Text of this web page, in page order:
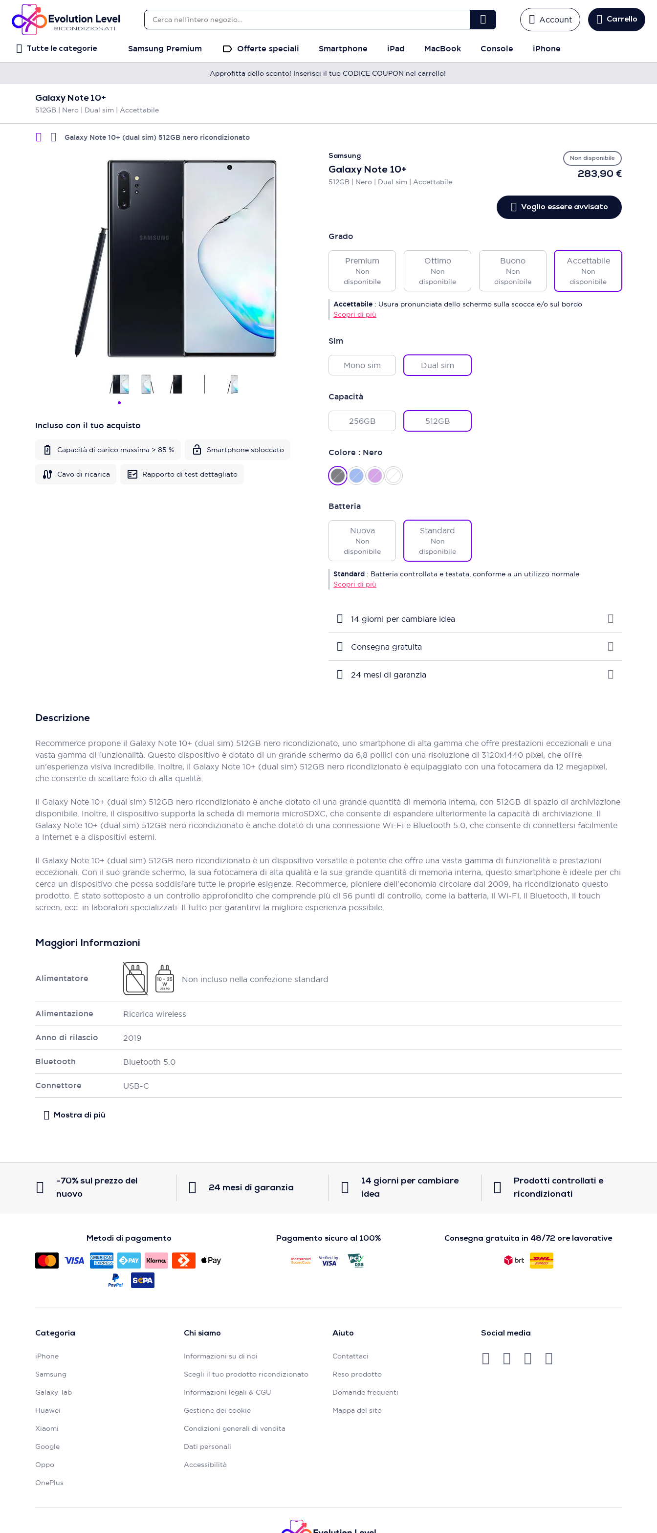
Account Carrello
Tutte le categorie Samsung Premium Offerte speciali Smartphone iPad MacBook Console iPhone
Approfitta dello sconto! Inserisci il tuo CODICE COUPON nel carrello!
Galaxy Note 10+
512GB | Nero | Dual sim | Accettabile
Galaxy Note 10+ (dual sim) 512GB nero ricondizionato
Samsung
Galaxy Note 10+
512GB | Nero | Dual sim | Accettabile
Non disponibile
Incluso con il tuo acquisto
Capacità di carico massima > 85 % Smartphone sbloccato
Cavo di ricarica Rapporto di test dettagliato
283,90 €
Voglio essere avvisato
Grado
Premium
Non
disponibile
Ottimo
Non
disponibile
Buono
Non
disponibile
Accettabile
Non
disponibile
Accettabile : Usura pronunciata dello schermo sulla scocca e/o sul bordo
Scopri di più
Sim
Mono sim Dual sim
Capacità
256GB 512GB
Colore : Nero
Batteria
Nuova
Non
disponibile
Standard
Non
disponibile
Standard : Batteria controllata e testata, conforme a un utilizzo normale
Scopri di più
14 giorni per cambiare idea
Consegna gratuita
24 mesi di garanzia
Descrizione
Recommerce propone il Galaxy Note 10+ (dual sim) 512GB nero ricondizionato, uno smartphone di alta gamma che offre prestazioni eccezionali e una
vasta gamma di funzionalità. Questo dispositivo è dotato di un grande schermo da 6,8 pollici con una risoluzione di 3120x1440 pixel, che offre
un'esperienza visiva incredibile. Inoltre, il Galaxy Note 10+ (dual sim) 512GB nero ricondizionato è equipaggiato con una fotocamera da 12 megapixel,
che consente di scattare foto di alta qualità.
Il Galaxy Note 10+ (dual sim) 512GB nero ricondizionato è anche dotato di una grande quantità di memoria interna, con 512GB di spazio di archiviazione
disponibile. Inoltre, il dispositivo supporta la scheda di memoria microSDXC, che consente di espandere ulteriormente la capacità di archiviazione. Il
Galaxy Note 10+ (dual sim) 512GB nero ricondizionato è anche dotato di una connessione Wi-Fi e Bluetooth 5.0, che consente di connettersi facilmente
a Internet e a dispositivi esterni.
Il Galaxy Note 10+ (dual sim) 512GB nero ricondizionato è un dispositivo versatile e potente che offre una vasta gamma di funzionalità e prestazioni
eccezionali. Con il suo grande schermo, la sua fotocamera di alta qualità e la sua grande quantità di memoria interna, questo smartphone è ideale per chi
cerca un dispositivo che possa soddisfare tutte le proprie esigenze. Recommerce, pioniere dell'economia circolare dal 2009, ha ricondizionato questo
prodotto. È stato sottoposto a un controllo approfondito che comprende più di 56 punti di controllo, come la batteria, il Wi-Fi, il Bluetooth, il touch
screen, ecc. in laboratori specializzati. Il tutto per garantirvi la migliore esperienza possibile.
Maggiori Informazioni
Alimentatore Non incluso nella confezione standard
Alimentazione Ricarica wireless
Anno di rilascio 2019
Bluetooth Bluetooth 5.0
Connettore USB-C
-70% sul prezzo del
nuovo
24 mesi di garanzia
14 giorni per cambiare
idea
Prodotti controllati e
ricondizionati
Metodi di pagamento Pagamento sicuro al 100% Consegna gratuita in 48/72 ore lavorative
Categoria
iPhone
Samsung
Galaxy Tab
Huawei
Xiaomi
Google
Oppo
OnePlus
Chi siamo
Informazioni su di noi
Scegli il tuo prodotto ricondizionato
Informazioni legali & CGU
Gestione dei cookie
Condizioni generali di vendita
Dati personali
Accessibilità
Aiuto
Contattaci
Reso prodotto
Domande frequenti
Mappa del sito
Social media